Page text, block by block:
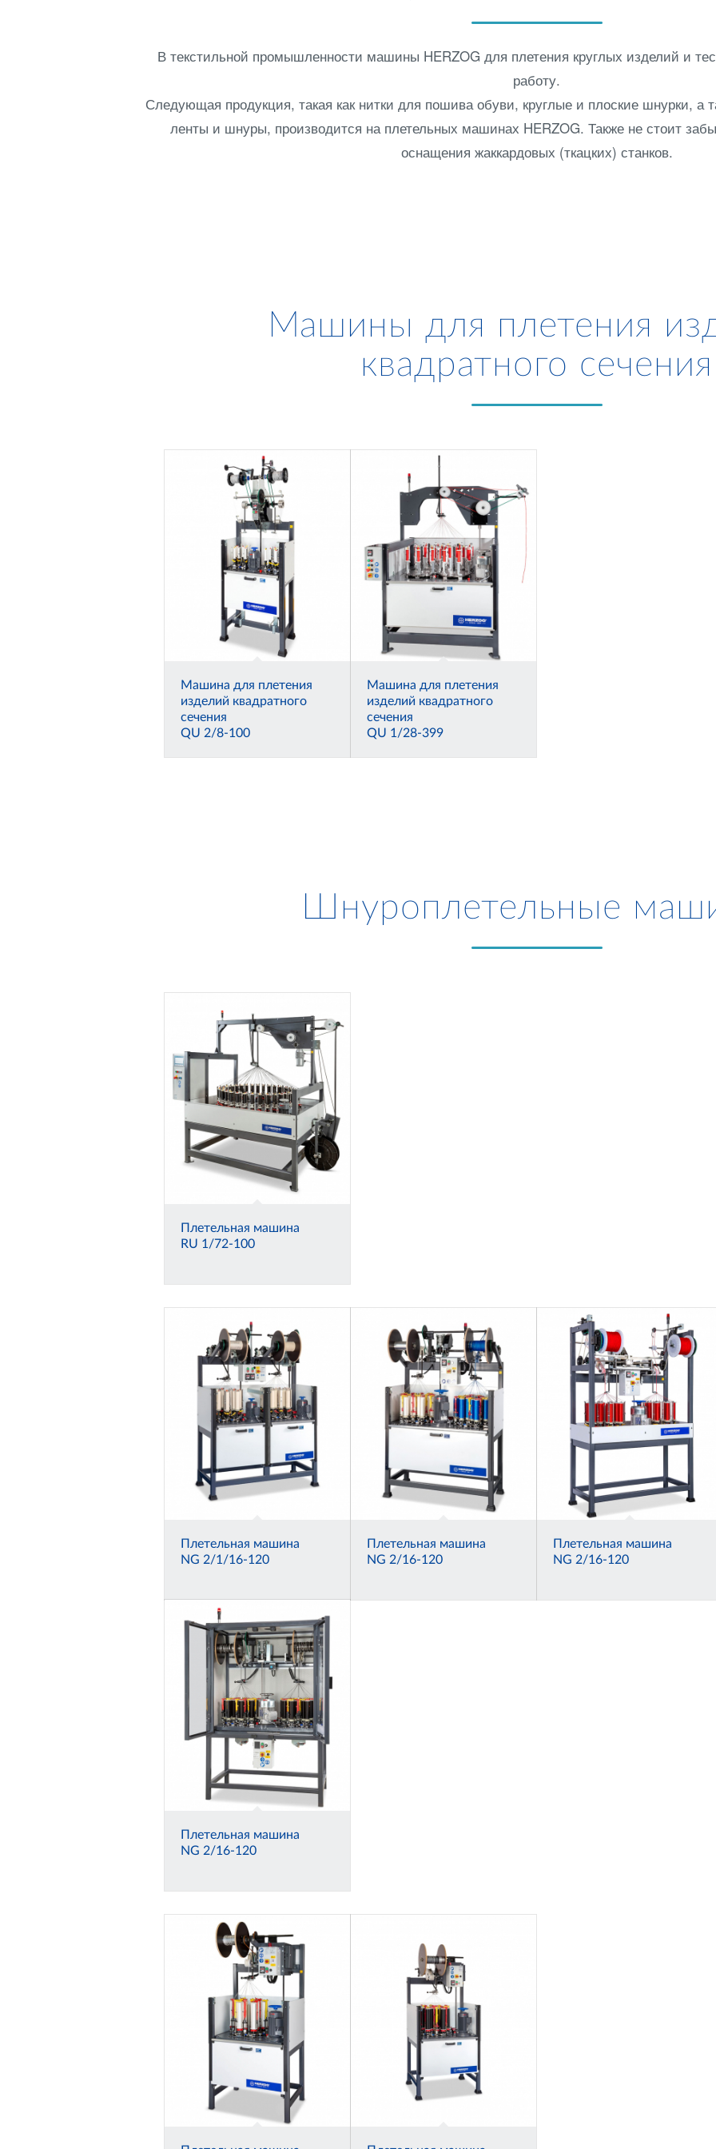
В текстильной промышленности машины HERZOG для плетения круглых изделий и
работу.
Следующая продукция, такая как нитки для пошива обуви, круглые и плоские шнурки, а
ленты и шнуры, производится на плетельных машинах HERZOG. Также не стоит
оснащения жаккардовых (ткацких) станков.
Машины для плетения
квадратного сечения
Машина для плетения
изделий квадратного
сечения
QU 2/8-100
Машина для плетения
изделий квадратного
сечения
QU 1/28-399
Шнуроплетельные
Плетельная машина
RU 1/72-100
Плетельная машина
NG 2/1/16-120
Плетельная машина
NG 2/16-120
Плетельная машина
NG 2/16-120
Плетельная машина
NG 2/16-120